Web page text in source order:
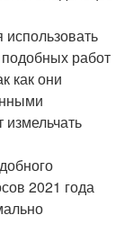
работ
как они
2021 года